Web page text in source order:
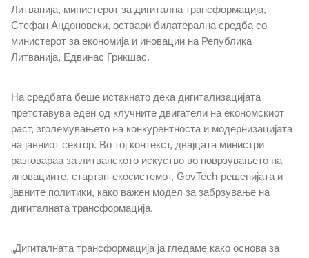
Документи
Правилници
Акти
Ревизорски извештаи
Годишни планови
Извештаи
Односи со јавност
Литванија, министерот за дигитална трансформација,
Стефан Андоновски, оствари билатерална средба со
министерот за економија и иновации на Република
Литванија, Едвинас Грикшас.
На средбата беше истакнато дека дигитализацијата
претставува еден од клучните двигатели на економскиот
раст, зголемувањето на конкурентноста и модернизацијата
на јавниот сектор. Во тој контекст, двајцата министри
разговараа за литванското искуство во поврзувањето на
иновациите, стартап-екосистемот, GovTech-решенијата и
јавните политики, како важен модел за забрзување на
дигиталната трансформација.
„Дигиталната трансформација ја гледаме како основа за